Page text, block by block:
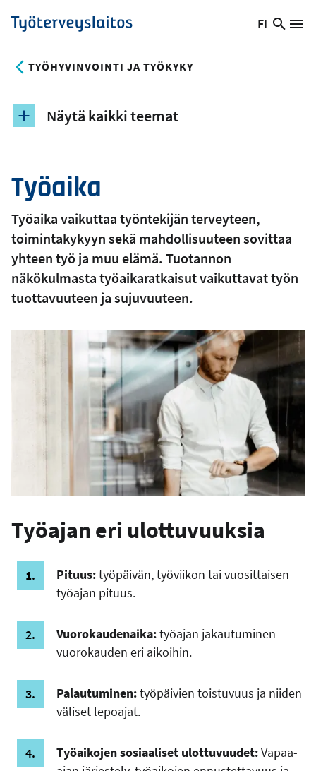
Hyppää
pääsisältöön
Työterveyslaitos
Vaihda
FI
Hae
TYÖHYVINVOINTI JA TYÖKYKY
Työaika
Työaika vaikuttaa työntekijän terveyteen,
toimintakykyyn sekä mahdollisuuteen sovittaa
yhteen työ ja muu elämä. Tuotannon
näkökulmasta työaikaratkaisut vaikuttavat työn
tuottavuuteen ja sujuvuuteen.
Työajan eri ulottuvuuksia
Pituus:työpäivän, työviikon tai vuosittaisen
työajan pituus.
Vuorokaudenaika:työajan jakautuminen
vuorokauden eri aikoihin.
Palautuminen:työpäivien toistuvuus ja niiden
väliset lepoajat.
Työaikojen sosiaaliset ulottuvuudet:Vapaa-
Näytä kaikki teemat